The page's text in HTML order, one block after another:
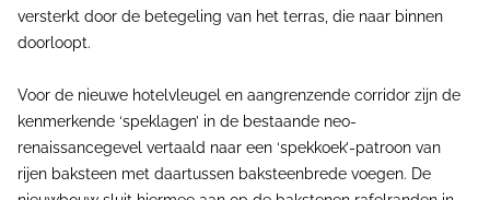
versterkt door de betegeling van het terras, die naar binnen
doorloopt.
Voor de nieuwe hotelvleugel en aangrenzende corridor zijn de
kenmerkende ‘speklagen’ in de bestaande neo-
renaissancegevel vertaald naar een ‘spekkoek’-patroon van
rijen baksteen met daartussen baksteenbrede voegen. De